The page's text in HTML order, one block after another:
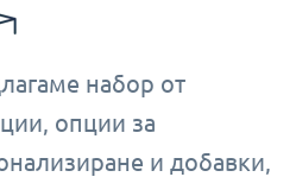
набор от
опции за
и добавки,